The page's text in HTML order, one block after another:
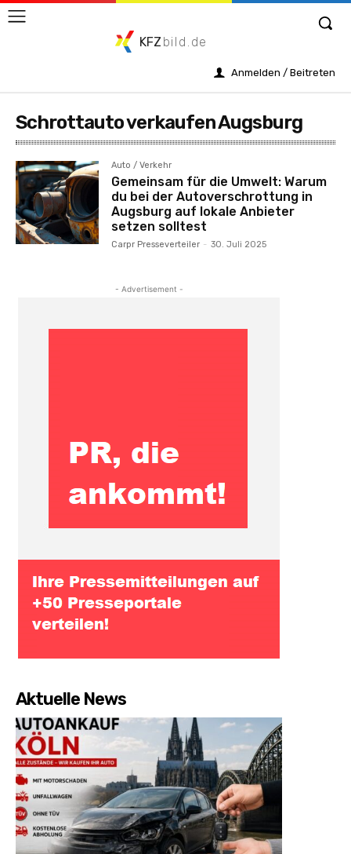
KFZ bild.de
Anmelden / Beitreten
Schrottauto verkaufen Augsburg
Auto / Verkehr
Gemeinsam für die Umwelt: Warum
du bei der Autoverschrottung in
Augsburg auf lokale Anbieter
setzen solltest
Carpr Presseverteiler - 30. Juli 2025
- Advertisement -
Aktuelle News